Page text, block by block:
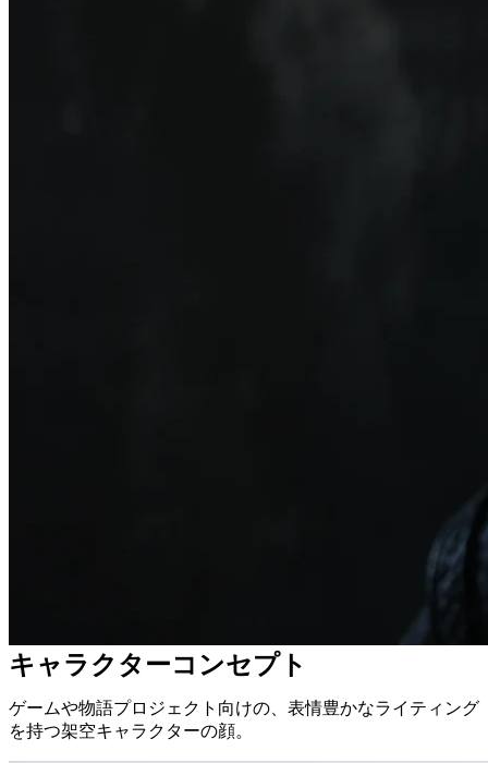
キャラクターコンセプト
ゲームや物語プロジェクト向けの、表情豊かなライティング
を持つ架空キャラクターの顔。